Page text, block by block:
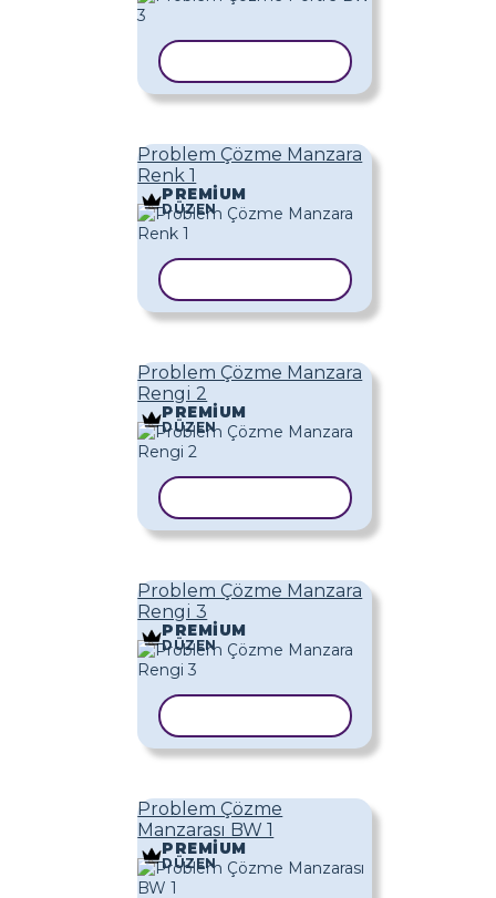
Problem Çözme Manzara
Renk 1
PREMIUM
DÜZEN
Problem Çözme Manzara
Rengi 2
PREMIUM
DÜZEN
Problem Çözme Manzara
Rengi 3
PREMIUM
DÜZEN
Problem Çözme
Manzarası BW 1
PREMIUM
DÜZEN